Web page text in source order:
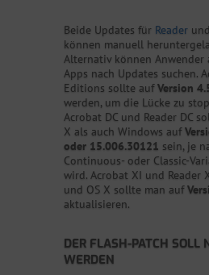
Beide Updates für Reader und
können manuell
Alternativ können Anwender
Apps nach Updates suchen.
Editions sollte aufVersion
werden, um die Lücke zu
Acrobat DC und Reader DC
X als auch Windows auf
oder 15.006.30121 sein, je
Continuous- oder Classic-
wird. Acrobat XI und Reader
und OS X sollte man auf
aktualisieren.
DER FLASH-PATCH SOLL
WERDEN